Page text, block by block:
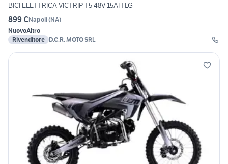
BICI ELETTRICA VICTRIP T5 48V 15AH LG
899 €Napoli(NA)
NuovoAltro
Rivenditore D.C.R. MOTO SRL